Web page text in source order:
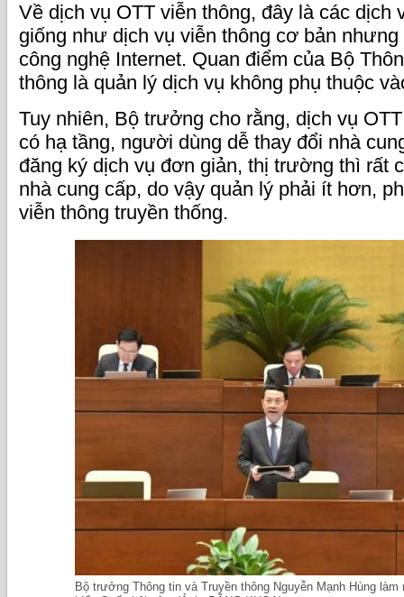
Về dịch vụ OTT viễn thông, đây là các dịch
giống như dịch vụ viễn thông cơ bản
công nghệ Internet. Quan điểm của Bộ
thông là quản lý dịch vụ không phụ thuộc
Tuy nhiên, Bộ trưởng cho rằng, dịch vụ
có hạ tầng, người dùng dễ thay đổi nhà
đăng ký dịch vụ đơn giản, thị trường thì rất
nhà cung cấp, do vậy quản lý phải ít hơn,
viễn thông truyền thống.
Bộ trưởng Thông tin và Truyền thông Nguyễn Mạnh Hùng làm